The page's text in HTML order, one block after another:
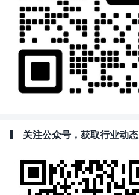
关注公众号，获取行业动态